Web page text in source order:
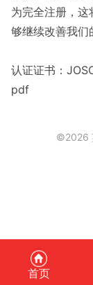
为完全注册，
够继续改善我们
认证证书：
pdf
©2026
首页